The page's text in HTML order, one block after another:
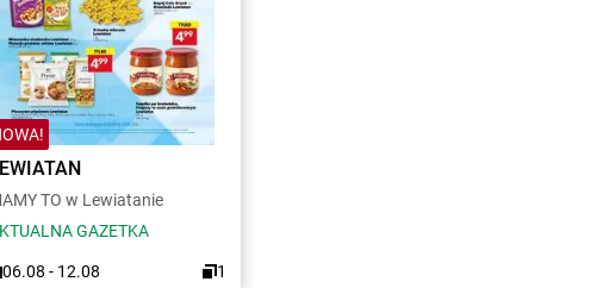
TO w Lewiatanie
GAZETKA
06.08 - 12.08 1